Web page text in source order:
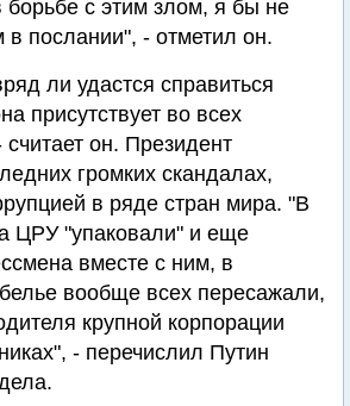
с этим злом, я бы не
в послании", - отметил он.
ли удастся справиться
присутствует во всех
он. Президент
громких скандалах,
в ряде стран мира. "В
ЦРУ "упаковали" и еще
вместе с ним, в
вообще всех пересажали,
крупной корпорации
- перечислил Путин